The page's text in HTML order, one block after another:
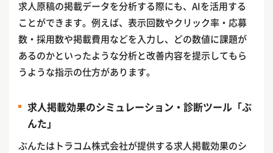
求人原稿の掲載データを分析する際にも、AIを活用する
ことができます。例えば、表示回数やクリック率・応募
数・採用数や掲載費用などを入力し、どの数値に課題が
あるのかといったような分析と改善内容を提示してもら
うような指示の仕方があります。
求人掲載効果のシミュレーション・診断ツール「ぶ
んた」
ぶんたはトラコム株式会社が提供する求人掲載効果のシ